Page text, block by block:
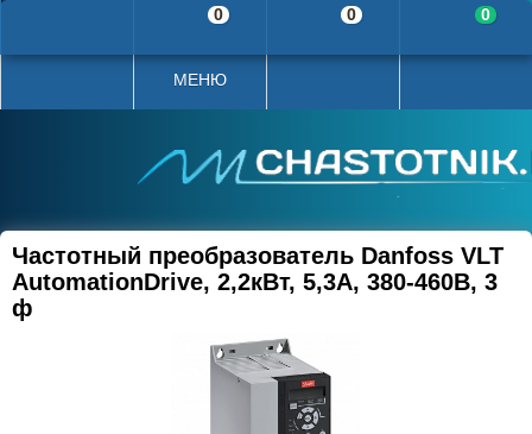
МЕНЮ
Частотный преобразователь Danfoss VLT
AutomationDrive, 2,2кВт, 5,3А, 380-460В, 3
ф
0 0 0